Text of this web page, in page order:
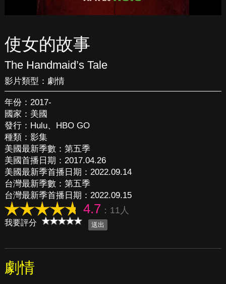
使女的故事
The Handmaid’s Tale
影片類型： 劇情
年份：2017-
國家：美國
發行：Hulu、HBO GO
種類：影集
美國最新季數：第五季
美國首播日期：2017.04.26
美國最新季首播日期：2022.09.14
台灣最新季數：第五季
台灣最新季首播日期：2022.09.15
4.7 ：11人
我要評分
劇情